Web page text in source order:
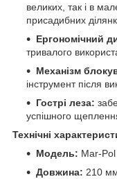
великих, так і в
присадибних
Ергономічний
тривалого
Механізм
інструмент після
Гострі леза:
успішного
Технічні
Модель: Mar-
Довжина: 210